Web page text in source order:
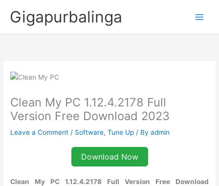
Gigapurbalinga
Clean My PC 1.12.4.2178 Full
Version Free Download 2023
Leave a Comment / Software,Tune Up / Byadmin
Download Now
Clean My PC 1.12.4.2178 Full Version Free Download